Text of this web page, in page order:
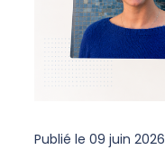
Publié le 09 juin 2026